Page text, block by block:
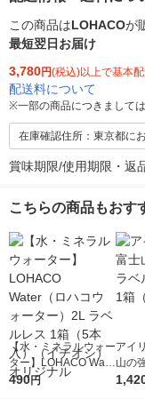
この商品はLOHACOが
最短翌日お届け
3,780円(税込)以上で基本
配送料について
※一部の商品につきまして
在庫確認住所：東京都に
賞味期限/使用期限・返
こちらの商品もおす
【水・ミネラルウォー
ター】LOHACO Wate
r（ロハコウォータ
490円
アイ
山の
レス